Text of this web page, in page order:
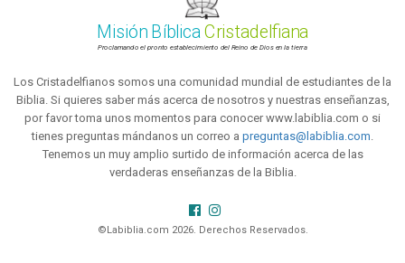
Misión BíblicaCristadelfiana
Proclamando el pronto establecimiento del Reino de Dios en la tierra
Los Cristadelfianos somos una comunidad mundial de estudiantes de la
Biblia. Si quieres saber más acerca de nosotros y nuestras enseñanzas,
por favor toma unos momentos para conocer www.labiblia.com o si
tienes preguntas mándanos un correo a preguntas@labiblia.com
Tenemos un muy amplio surtido de información acerca de las
verdaderas enseñanzas de la Biblia.
©Labiblia.com 2026. Derechos Reservados.